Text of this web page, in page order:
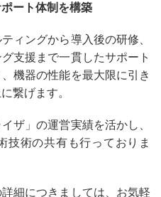
ート体制を構築
ィングから導入後の研修、
支援まで一貫したサポート
機器の性能を最大限に引き
繋げます。
ザ」の運営実績を活かし、
技術の共有も行っておりま
細につきましては、お気軽